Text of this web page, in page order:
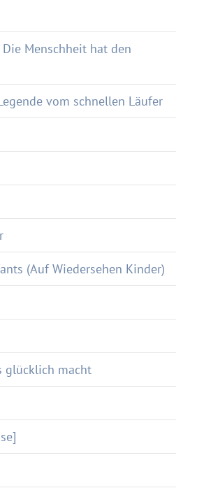
Menschheit hat den
vom schnellen Läufer
(Auf Wiedersehen Kinder)
glücklich macht